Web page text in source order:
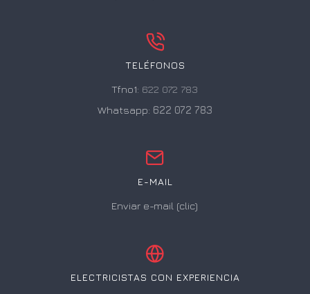
TELÉFONOS
Tfno1: 622 072 783
Whatsapp: 622 072 783
E-MAIL
Enviar e-mail (clic)
ELECTRICISTAS CON EXPERIENCIA